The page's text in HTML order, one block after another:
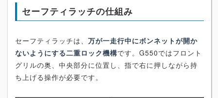
セーフティラッチの仕組み
セーフティラッチは、 万が一走行中にボンネットが開か
ないようにする二重ロック機構です。G550ではフロント
グリルの奥、中央部分に位置し、指で右に押しながら持
ち上げる操作が必要です。